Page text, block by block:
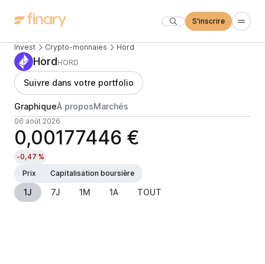
S'inscrire
Invest Crypto-monnaies Hord
HordHORD
Suivre dans votre portfolio
GraphiqueÀ proposMarchés
06 août 2026
0,00177446 €
-0,47 %
Prix
Capitalisation boursière
1J 7J 1M 1A TOUT